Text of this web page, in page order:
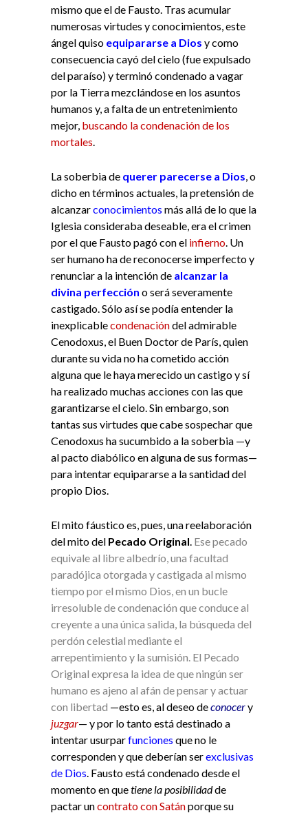
mismo que el de Fausto. Tras acumular
numerosas virtudes y conocimientos, este
ángel quiso equipararse a Dios y como
consecuencia cayó del cielo (fue expulsado
del paraíso) y terminó condenado a vagar
por la Tierra mezclándose en los asuntos
humanos y, a falta de un entretenimiento
mejor, buscando la condenación de los
mortales
La soberbia de querer parecerse a Dios , o
dicho en términos actuales, la pretensión de
alcanzarconocimientos más allá de lo que la
Iglesia consideraba deseable, era el crimen
por el que Fausto pagó con el infierno . Un
ser humano ha de reconocerse imperfecto y
renunciar a la intención de alcanzar la
divina perfección o será severamente
castigado. Sólo así se podía entender la
inexplicablecondenacióndel admirable
Cenodoxus, el Buen Doctor de París, quien
durante su vida no ha cometido acción
alguna que le haya merecido un castigo y sí
ha realizado muchas acciones con las que
garantizarse el cielo. Sin embargo, son
tantas sus virtudes que cabe sospechar que
Cenodoxus ha sucumbido a la soberbia —y
al pacto diabólico en alguna de sus formas—
para intentar equipararse a la santidad del
propio Dios.
El mito fáustico es, pues, una reelaboración
del mito del Pecado Original Ese pecado
equivale al libre albedrío, una facultad
paradójica otorgada y castigada al mismo
tiempo por el mismo Dios, en un bucle
irresoluble de condenación que conduce al
creyente a una única salida, la búsqueda del
perdón celestial mediante el
arrepentimiento y la sumisión. El Pecado
Original expresa la idea de que ningún ser
humano es ajeno al afán de pensar y actuar
con libertad —esto es, al deseo deconocery
juzgar— y por lo tanto está destinado a
intentar usurparfunciones que no le
corresponden y que deberían serexclusivas
de Dios . Fausto está condenado desde el
momento en quetiene laposibilidadde
pactar uncontrato con Satánporque su